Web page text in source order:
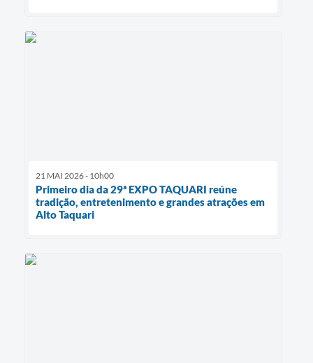
21 MAI 2026 - 10h00
Primeiro dia da 29ª EXPO TAQUARI reúne
tradição, entretenimento e grandes atrações em
Alto Taquari